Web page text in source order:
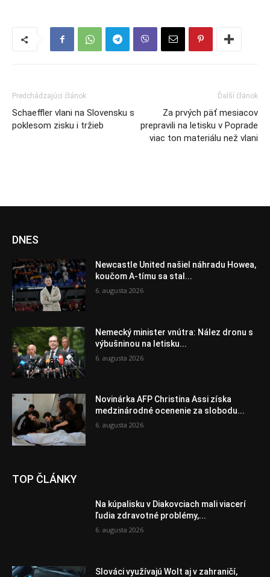
Predchádzajúci článok
Schaeffler vlani na Slovensku s
poklesom zisku i tržieb
Ďalší článok
Za prvých päť mesiacov
prepravili na letisku v Poprade
viac ton materiálu než vlani
DNES
Newcastle United našiel náhradu Howea,
koučom A-tímu sa stal...
6. augusta 2026
Nemecký minister vnútra: Nález dronu s
výbušninou na letisku...
6. augusta 2026
Novinárka AFP Christina Assi získa
medzinárodné ocenenie za slobodu...
6. augusta 2026
TOP ČLÁNKY
Na kúpalisku v Diakovciach mali viacerí
ľudia zdravotné problémy,...
6. augusta 2026
Slováci využívajú Wolt aj v zahraničí,